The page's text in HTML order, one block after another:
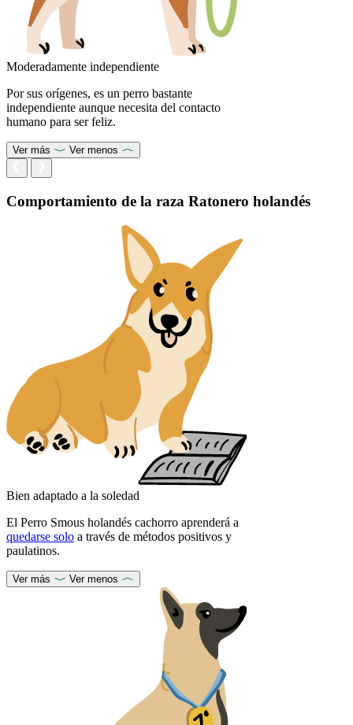
Moderadamente independiente
Por sus orígenes, es un perro bastante
independiente aunque necesita del contacto
humano para ser feliz.
Ver más Ver menos
Comportamiento de la raza Ratonero holandés
Bien adaptado a la soledad
El Perro Smous holandés cachorro aprenderá a
quedarse solo a través de métodos positivos y
paulatinos.
Ver más Ver menos